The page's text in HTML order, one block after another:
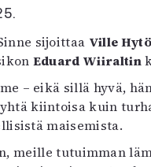
sijoittaa Ville
Eduard Wiiraltin
– eikä sillä hyvä,
kiintoisa kuin
maisemista.
meille tutuimman